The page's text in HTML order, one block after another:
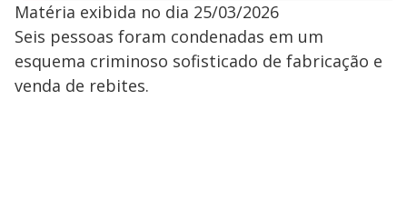
Matéria exibida no dia 25/03/2026
Seis pessoas foram condenadas em um
esquema criminoso sofisticado de fabricação e
venda de rebites.